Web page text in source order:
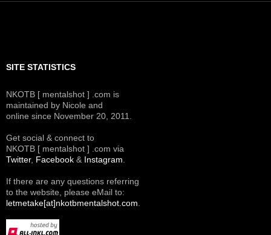
SITE STATISTICS
NKOTB [ mentalshot ] .com is
maintained by Nicole and
online since November 20, 2011.
Get social & connect to
NKOTB [ mentalshot ] .com via
Twitter, Facebook & Instagram.
If there are any questions referring
to the website, please eMail to:
letmetake[at]nkotbmentalshot.com.